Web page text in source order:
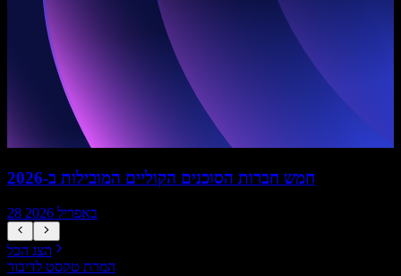
חמש חברות הסוכנים הקוליים המובילות ב-2026
28 באפריל 2026
הצג הכל
המרת טקסט לדיבור